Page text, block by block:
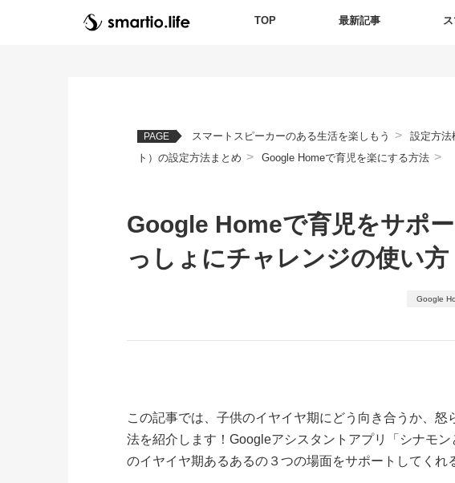
TOP 最新記事
PAGE スマートスピーカーのある生活を楽しもう > 設定方法
ト）の設定方法まとめ > Google Homeで育児を楽にする方法 >
Google Homeで育児をサポ
っしょにチャレンジの使い方
Google
この記事では、子供のイヤイヤ期にどう向き合うか、
法を紹介します！Googleアシスタントアプリ「シナモ
のイヤイヤ期あるあるの３つの場面をサポートしてくれ